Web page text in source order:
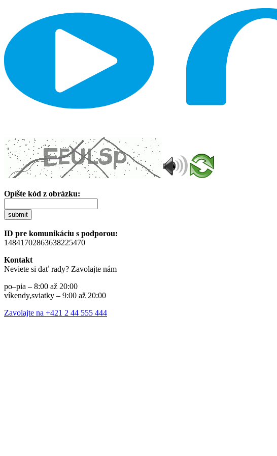
Opíšte kód z obrázku:
submit
ID pre komunikáciu s podporou:
14841702863638225470
Kontakt
Neviete si dať rady? Zavolajte nám
po–pia – 8:00 až 20:00
víkendy,sviatky – 9:00 až 20:00
Zavolajte na +421 2 44 555 444